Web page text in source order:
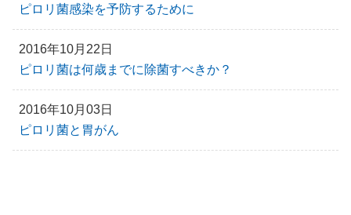
ピロリ菌感染を予防するために
2016年10月22日
ピロリ菌は何歳までに除菌すべきか？
2016年10月03日
ピロリ菌と胃がん